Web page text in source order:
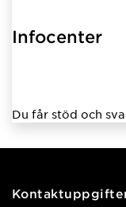
Infocenter
Du får stöd och